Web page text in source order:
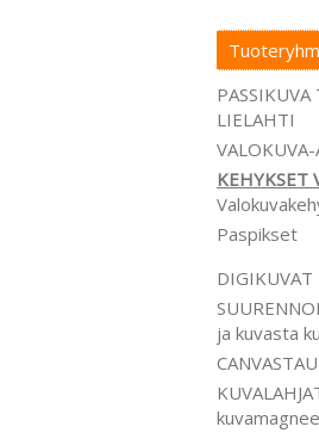
LIELAHTI
KEHYKSET
Paspikset
ja kuvasta